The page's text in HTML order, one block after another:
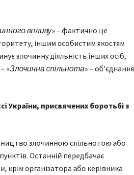
впливу» – фактично це
іншим особистим якостям
злочинну діяльність інших осіб,
«Злочинна спільнота» – об’єднання
України, присвячених боротьбі з
злочинною спільнотою або
Останній передбачає
крім організатора або керівника